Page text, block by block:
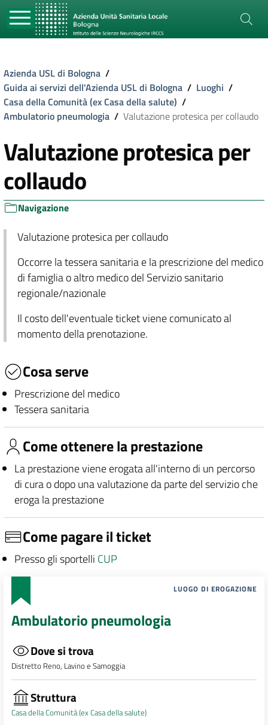
Azienda USL di Bologna /
Guida ai servizi dell'Azienda USL di Bologna / Luoghi /
Casa della Comunità (ex Casa della salute) /
Ambulatorio pneumologia / Valutazione protesica per collaudo
Valutazione protesica per
collaudo
Navigazione
Valutazione protesica per collaudo
Occorre la tessera sanitaria e la prescrizione del medico
di famiglia o altro medico del Servizio sanitario
regionale/nazionale
Il costo dell'eventuale ticket viene comunicato al
momento della prenotazione.
Cosa serve
Prescrizione del medico
Tessera sanitaria
Come ottenere la prestazione
La prestazione viene erogata all'interno di un percorso
di cura o dopo una valutazione da parte del servizio che
eroga la prestazione
Come pagare il ticket
Presso gli sportelli CUP
LUOGO DI EROGAZIONE
Ambulatorio pneumologia
Dove si trova
Distretto Reno, Lavino e Samoggia
Struttura
Casa della Comunità (ex Casa della salute)